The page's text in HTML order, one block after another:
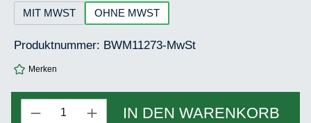
MIT MWST OHNE MWST
Produktnummer: BWM11273-MwSt
Merken
Produkt Anzahl: Gib den gewünschten
IN DEN WARENKORB